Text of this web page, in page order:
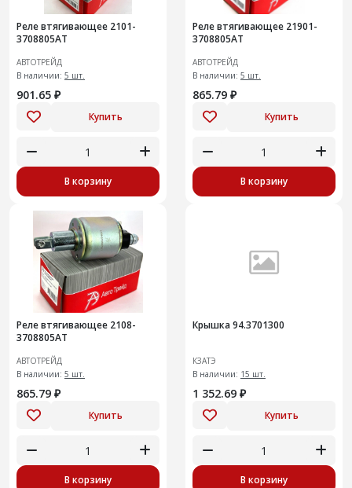
Реле втягивающее 2101-
3708805AT
АВТОТРЕЙД
В наличии: 5 шт.
901.65 ₽
Купить
В корзину
Реле втягивающее 21901-
3708805AT
АВТОТРЕЙД
В наличии: 5 шт.
865.79 ₽
Купить
В корзину
Реле втягивающее 2108-
3708805AT
АВТОТРЕЙД
В наличии: 5 шт.
865.79 ₽
Купить
В корзину
Крышка 94.3701300
КЗАТЭ
В наличии: 15 шт.
1 352.69 ₽
Купить
В корзину